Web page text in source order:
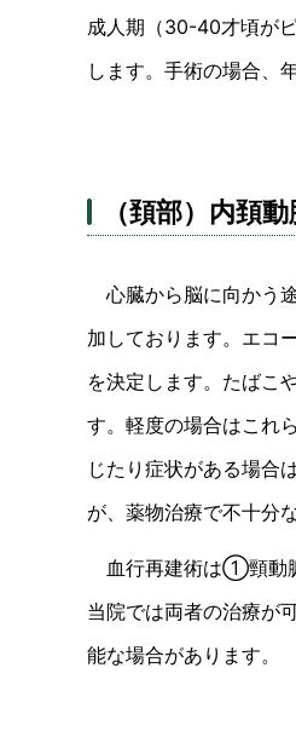
成人期（30-40才頃が
します。手術の場合、
（頚部）内頚
心臓から脳に向かう
加しております。エコ
を決定します。たばこ
す。軽度の場合はこれ
じたり症状がある場合
が、薬物治療で不十分
血行再建術は①頸動
当院では両者の治療が
能な場合があります。